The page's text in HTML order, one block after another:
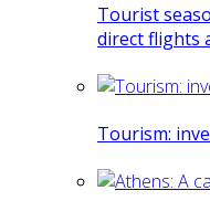
Tourist
direct flights
Tourism: